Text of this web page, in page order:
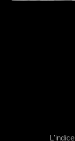
L'indice